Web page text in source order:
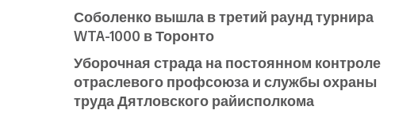
Соболенко вышла в третий раунд турнира
WTA-1000 в Торонто
Уборочная страда на постоянном контроле
отраслевого профсоюза и службы охраны
труда Дятловского райисполкома